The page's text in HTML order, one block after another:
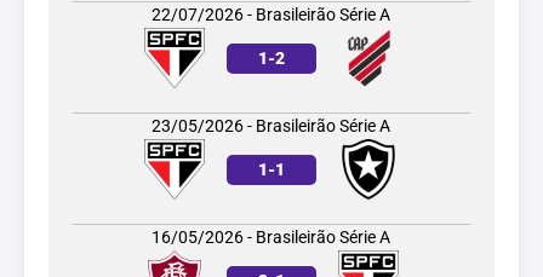
22/07/2026 - Brasileirão Série A
1-2
23/05/2026 - Brasileirão Série A
1-1
16/05/2026 - Brasileirão Série A